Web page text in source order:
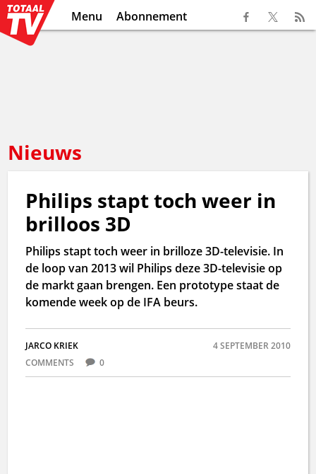
Menu Abonnement
Nieuws
Philips stapt toch weer in
brilloos 3D
Philips stapt toch weer in brilloze 3D-televisie. In
de loop van 2013 wil Philips deze 3D-televisie op
de markt gaan brengen. Een prototype staat de
komende week op de IFA beurs.
JARCO KRIEK
4 SEPTEMBER 2010
COMMENTS
0